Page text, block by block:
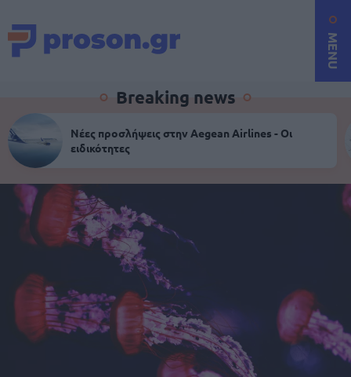
MENU
Breaking news
Νέες προσλήψεις στην Aegean Airlines - Οι
ειδικότητες